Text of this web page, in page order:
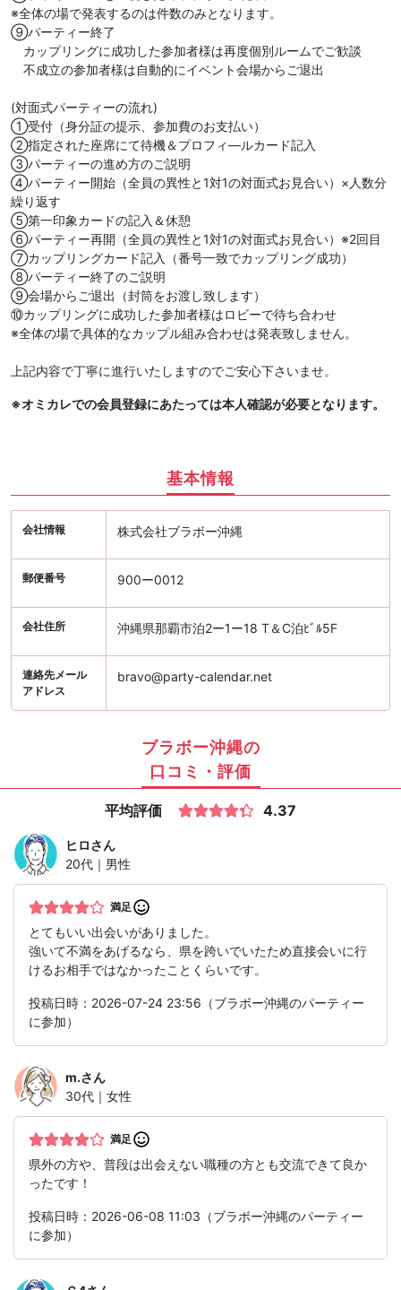
※全体の場で発表するのは件数のみとなります。
⑨パーティー終了
カップリングに成功した参加者様は再度個別ルームでご歓談
不成立の参加者様は自動的にイベント会場からご退出
(対面式パーティーの流れ)
①受付（身分証の提示、参加費のお支払い）
②指定された座席にて待機＆プロフィ―ルカード記入
③パーティーの進め方のご説明
④パーティー開始（全員の異性と1対1の対面式お見合い）×人数分
繰り返す
⑤第一印象カードの記入＆休憩
⑥パーティー再開（全員の異性と1対1の対面式お見合い）※2回目
⑦カップリングカード記入（番号一致でカップリング成功）
⑧パーティー終了のご説明
⑨会場からご退出（封筒をお渡し致します）
⑩カップリングに成功した参加者様はロビーで待ち合わせ
※全体の場で具体的なカップル組み合わせは発表致しません。
上記内容で丁寧に進行いたしますのでご安心下さいませ。
※オミカレでの会員登録にあたっては本人確認が必要となります。
基本情報
会社情報 株式会社ブラボー沖縄
郵便番号 900ー0012
会社住所 沖縄県那覇市泊2ー1ー18 T＆C泊ﾋﾞﾙ5F
連絡先メール
アドレス
bravo@party-calendar.net
ブラボー沖縄の
口コミ・評価
平均評価 4.37
ヒロさん
20代｜男性
満足
とてもいい出会いがありました。
強いて不満をあげるなら、県を跨いでいたため直接会いに行
けるお相手ではなかったことくらいです。
投稿日時：2026-07-24 23:56（ブラボー沖縄のパーティー
に参加）
m.さん
30代｜女性
満足
県外の方や、普段は出会えない職種の方とも交流できて良か
ったです！
投稿日時：2026-06-08 11:03（ブラボー沖縄のパーティー
に参加）